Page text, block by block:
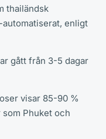
thailändsk
enligt
gått från 3-5 dagar
visar 85-90 %
Phuket och